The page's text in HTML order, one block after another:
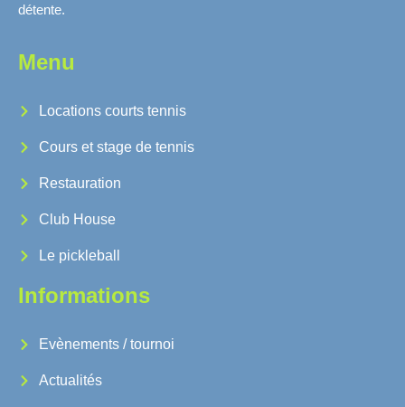
détente.
Menu
Locations courts tennis
Cours et stage de tennis
Restauration
Club House
Le pickleball
Informations
Evènements / tournoi
Actualités